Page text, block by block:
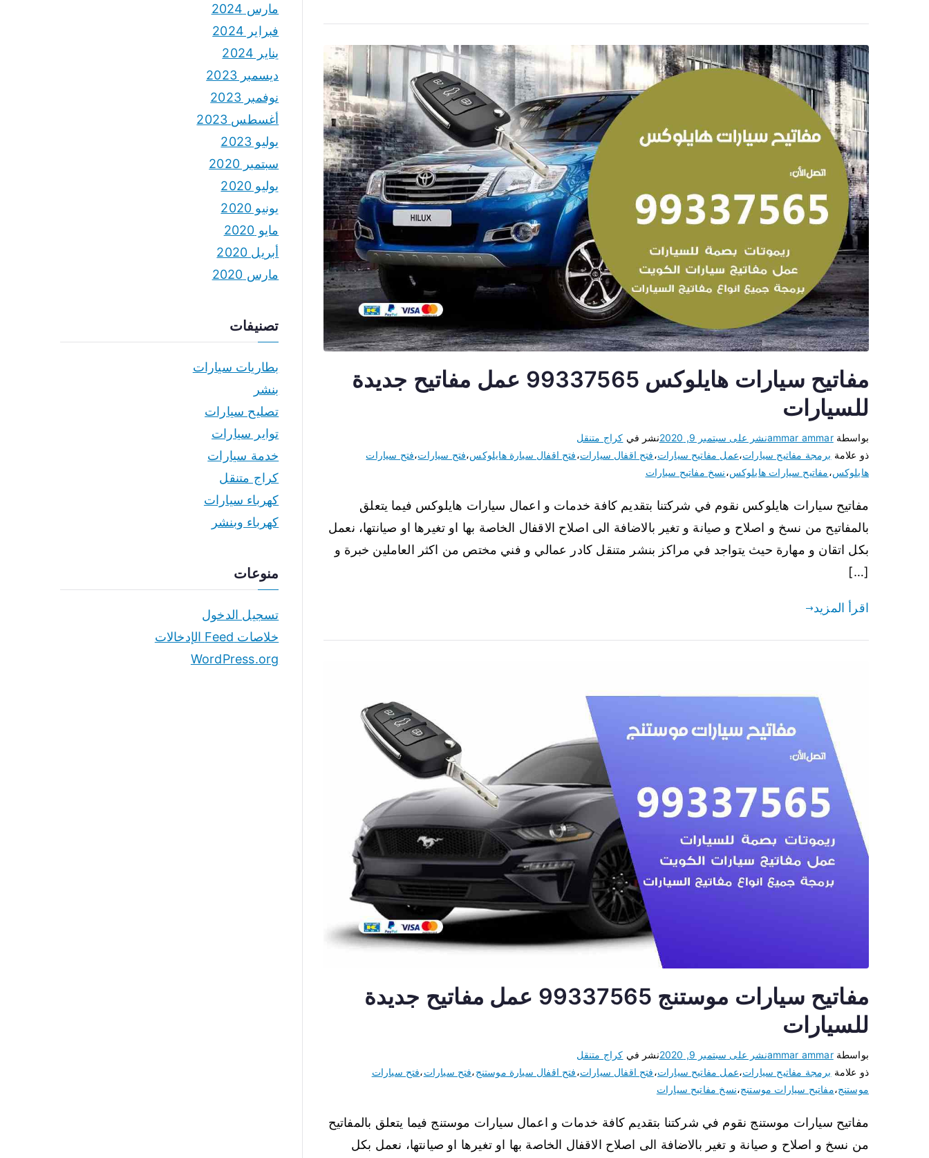
مفاتيح سيارات هايلوكس 99337565 عمل مفاتيح جديدة
للسيارات
بواسطةammar ammarنشر على سبتمبر 9, 2020 نشر في كراج متنقل
ذو علامة برمجة مفاتيح سيارات،عمل مفاتيح سيارات،فتح اقفال سيارات،فتح اقفال سيارة هايلوكس،فتح سيارات،فتح سيارات
هايلوكس،مفاتيح سيارات هايلوكس،نسخ مفاتيح سيارات
مفاتيح سيارات هايلوكس نقوم في شركتنا بتقديم كافة خدمات و اعمال سيارات هايلوكس فيما يتعلق
بالمفاتيح من نسخ و اصلاح و صيانة و تغير بالاضافة الى اصلاح الاقفال الخاصة بها او تغيرها او صيانتها، نعمل
بكل اتقان و مهارة حيث يتواجد في مراكز بنشر متنقل كادر عمالي و فني مختص من اكثر العاملين خبرة و
[…]
اقرأ المزيد
مفاتيح سيارات موستنج 99337565 عمل مفاتيح جديدة
للسيارات
بواسطةammar ammarنشر على سبتمبر 9, 2020 نشر في كراج متنقل
ذو علامة برمجة مفاتيح سيارات،عمل مفاتيح سيارات،فتح اقفال سيارات،فتح اقفال سيارة موستنج،فتح سيارات،فتح سيارات
موستنج،مفاتيح سيارات موستنج،نسخ مفاتيح سيارات
مفاتيح سيارات موستنج نقوم في شركتنا بتقديم كافة خدمات و اعمال سيارات موستنج فيما يتعلق بالمفاتيح
من نسخ و اصلاح و صيانة و تغير بالاضافة الى اصلاح الاقفال الخاصة بها او تغيرها او صيانتها، نعمل بكل
مارس 2024
فبراير 2024
يناير 2024
ديسمبر 2023
نوفمبر 2023
أغسطس 2023
يوليو 2023
سبتمبر 2020
يوليو 2020
يونيو 2020
مايو 2020
أبريل 2020
مارس 2020
تصنيفات
بطاريات سيارات
بنشر
تصليح سيارات
تواير سيارات
خدمة سيارات
كراج متنقل
كهرباء سيارات
كهرباء وبنشر
منوعات
تسجيل الدخول
خلاصات Feed الإدخالات
WordPress.org